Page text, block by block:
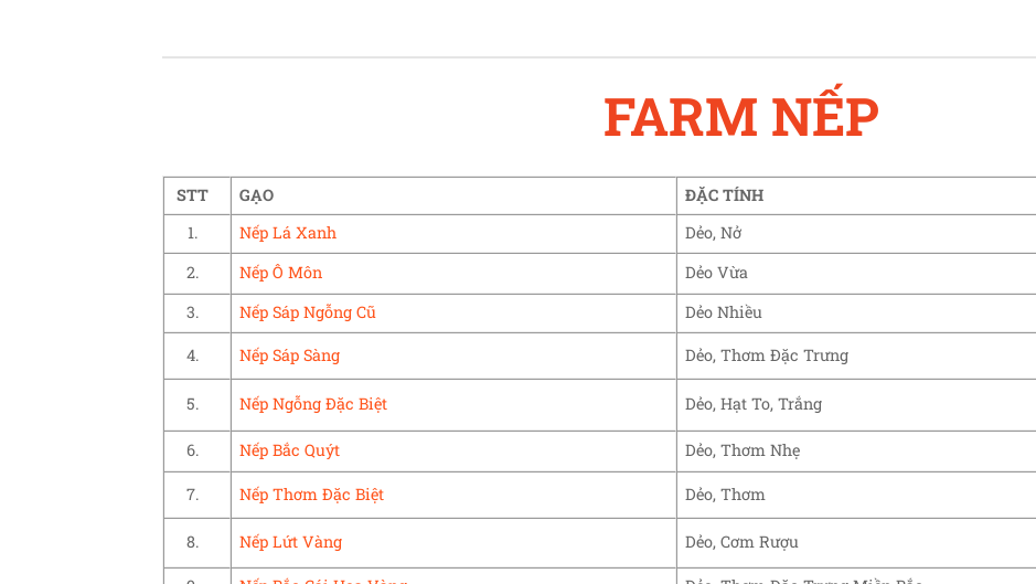
FARM NẾP
STT GẠO ĐẶC TÍNH
1.
Nếp Lá Xanh Dẻo, Nở
2.
Nếp Ô Môn Dẻo Vừa
3.
Nếp Sáp Ngỗng Cũ Dẻo Nhiều
4. Nếp Sáp Sàng Dẻo, Thơm Đặc Trưng
5. Nếp Ngỗng Đặc Biệt Dẻo, Hạt To, Trắng
6. Nếp Bắc Quýt Dẻo, Thơm Nhẹ
7. Nếp Thơm Đặc Biệt Dẻo, Thơm
8. Nếp Lứt Vàng Dẻo, Cơm Rượu